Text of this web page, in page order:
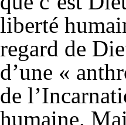
liberté
regard de
d’une «
de
humaine.